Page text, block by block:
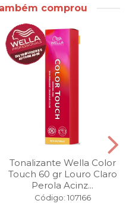
comprou
Tonalizante Wella Color
Touch 60 gr Louro Claro
Perola Acinz...
Código: 107166